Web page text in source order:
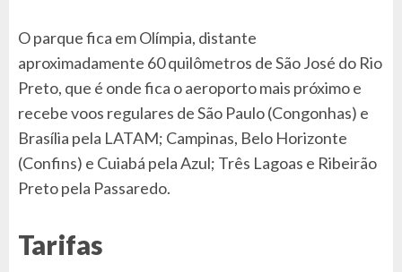
O parque fica em Olímpia, distante
aproximadamente 60 quilômetros de São José do Rio
Preto, que é onde fica o aeroporto mais próximo e
recebe voos regulares de São Paulo (Congonhas) e
Brasília pela LATAM; Campinas, Belo Horizonte
(Confins) e Cuiabá pela Azul; Três Lagoas e Ribeirão
Preto pela Passaredo.
Tarifas